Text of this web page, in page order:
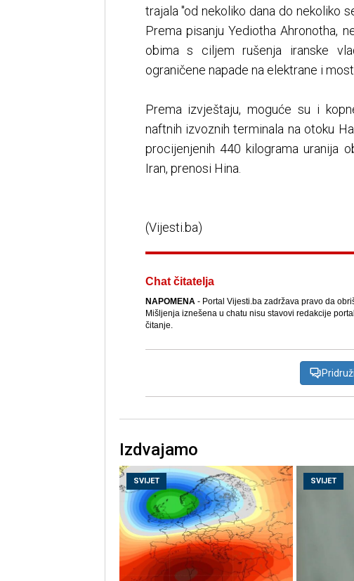
trajala "od nekoliko dana do nekoliko
Prema pisanju Yediotha Ahronotha,
obima s ciljem rušenja iranske
ograničene napade na elektrane i
Prema izvještaju, moguće su i
naftnih izvoznih terminala na otoku
procijenjenih 440 kilograma uranija
Iran, prenosi Hina.
(Vijesti.ba)
Chat čitatelja
NAPOMENA- Portal Vijesti.ba zadržava pravo da
Mišljenja iznešena u chatu nisu stavovi redakcije
čitanje.
Izdvajamo
SVIJET SVIJET